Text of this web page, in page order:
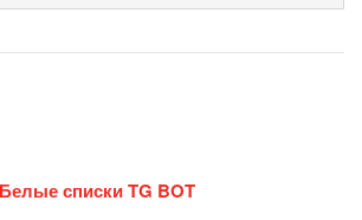
Белые списки TG BOT